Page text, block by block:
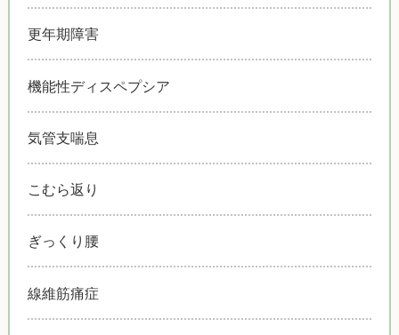
更年期障害
機能性ディスペプシア
気管支喘息
こむら返り
ぎっくり腰
線維筋痛症